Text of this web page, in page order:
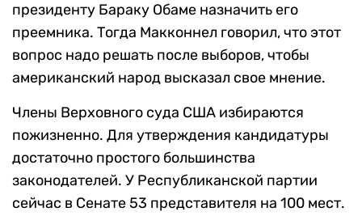
президенту Бараку Обаме назначить его
преемника. Тогда Макконнел говорил, что этот
вопрос надо решать после выборов, чтобы
американский народ высказал свое мнение.
Члены Верховного суда США избираются
пожизненно. Для утверждения кандидатуры
достаточно простого большинства
законодателей. У Республиканской партии
сейчас в Сенате 53 представителя на 100 мест.